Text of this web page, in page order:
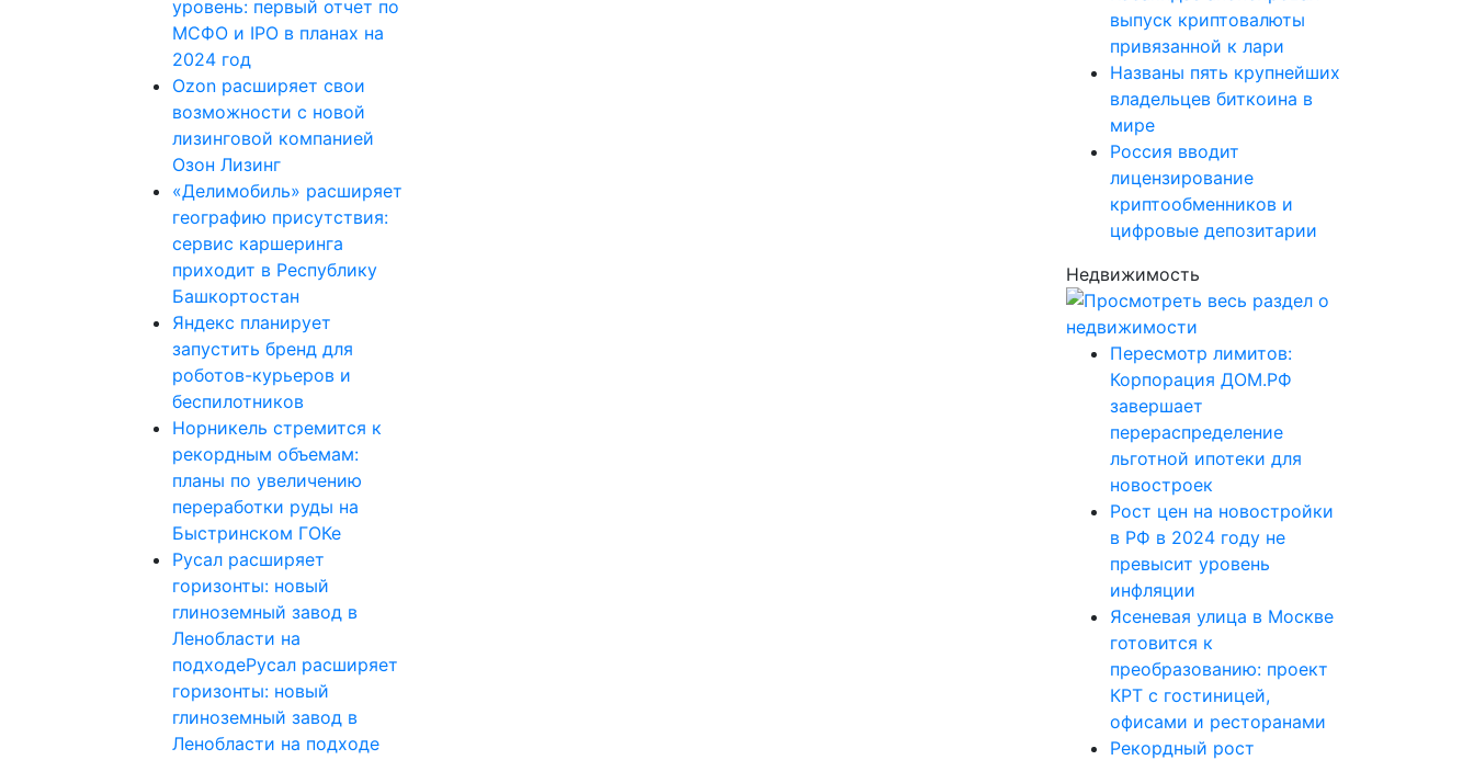
уровень: первый отчет по
МСФО и IPO в планах на
2024 год
Ozon расширяет свои
возможности с новой
лизинговой компанией
Озон Лизинг
«Делимобиль» расширяет
географию присутствия:
сервис каршеринга
приходит в Республику
Башкортостан
Яндекс планирует
запустить бренд для
роботов-курьеров и
беспилотников
Норникель стремится к
рекордным объемам:
планы по увеличению
переработки руды на
Быстринском ГОКе
Русал расширяет
горизонты: новый
глиноземный завод в
Ленобласти на
подходеРусал расширяет
горизонты: новый
глиноземный завод в
Ленобласти на подходе
выпуск криптовалюты
привязанной к лари
Названы пять крупнейших
владельцев биткоина в
мире
Россия вводит
лицензирование
криптообменников и
цифровые депозитарии
Недвижимость
Пересмотр лимитов:
Корпорация ДОМ.РФ
завершает
перераспределение
льготной ипотеки для
новостроек
Рост цен на новостройки
в РФ в 2024 году не
превысит уровень
инфляции
Ясеневая улица в Москве
готовится к
преобразованию: проект
КРТ с гостиницей,
офисами и ресторанами
Рекордный рост